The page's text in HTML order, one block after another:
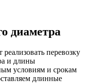
диаметра
перевозку
и длины
условиям и срокам
длинные